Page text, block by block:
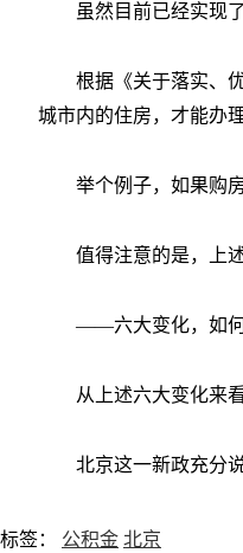
虽然目前已经实现
根据《关于落实、
城市内的住房，才能办
举个例子，如果购
值得注意的是，上
——六大变化，如何
从上述六大变化来
北京这一新政充分
标签： 公积金 北京